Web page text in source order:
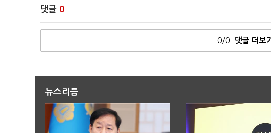
댓글 0
0/0 댓글 더보기
뉴스리듬